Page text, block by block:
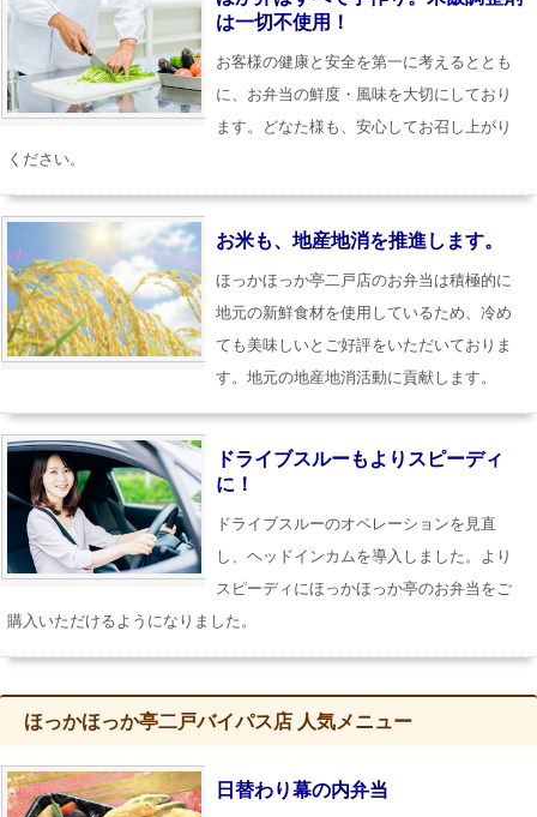
は一切不使用！
お客様の健康と安全を第一に考えるととも
に、お弁当の鮮度・風味を大切にしており
ます。どなた様も、安心してお召し上がり
ください。
お米も、地産地消を推進します。
ほっかほっか亭二戸店のお弁当は積極的に
地元の新鮮食材を使用しているため、冷め
ても美味しいとご好評をいただいておりま
す。地元の地産地消活動に貢献します。
ドライブスルーもよりスピーディ
に！
ドライブスルーのオペレーションを見直
し、ヘッドインカムを導入しました。より
スピーディにほっかほっか亭のお弁当をご
購入いただけるようになりました。
ほっかほっか亭二戸バイパス店 人気メニュー
日替わり幕の内弁当